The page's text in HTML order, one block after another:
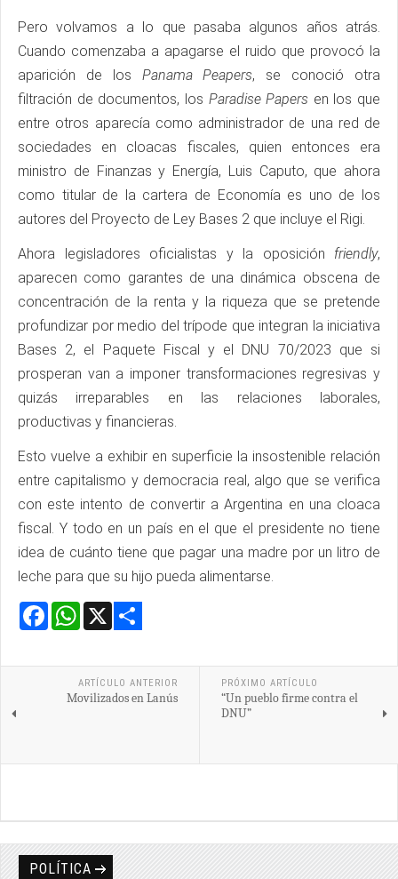
Pero volvamos a lo que pasaba algunos años atrás.
Cuando comenzaba a apagarse el ruido que provocó la
aparición de los Panama Peapers, se conoció otra
filtración de documentos, los Paradise Papers en los que
entre otros aparecía como administrador de una red de
sociedades en cloacas fiscales, quien entonces era
ministro de Finanzas y Energía, Luis Caputo, que ahora
como titular de la cartera de Economía es uno de los
autores del Proyecto de Ley Bases 2 que incluye el Rigi.
Ahora legisladores oficialistas y la oposición friendly,
aparecen como garantes de una dinámica obscena de
concentración de la renta y la riqueza que se pretende
profundizar por medio del trípode que integran la iniciativa
Bases 2, el Paquete Fiscal y el DNU 70/2023 que si
prosperan van a imponer transformaciones regresivas y
quizás irreparables en las relaciones laborales,
productivas y financieras.
Esto vuelve a exhibir en superficie la insostenible relación
entre capitalismo y democracia real, algo que se verifica
con este intento de convertir a Argentina en una cloaca
fiscal. Y todo en un país en el que el presidente no tiene
idea de cuánto tiene que pagar una madre por un litro de
leche para que su hijo pueda alimentarse.
Facebook
WhatsApp
ARTÍCULO ANTERIOR
Movilizados en Lanús
PRÓXIMO ARTÍCULO
“Un pueblo firme contra el
DNU”
POLÍTICA